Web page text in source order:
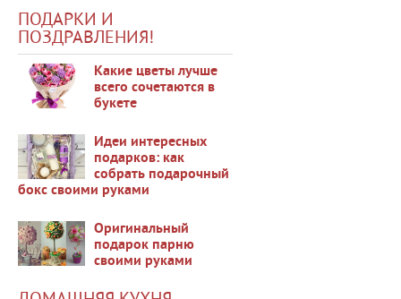
ПОДАРКИ И
ПОЗДРАВЛЕНИЯ!
Какие цветы лучше
всего сочетаются в
букете
48126
Идеи интересных
подарков: как
собрать подарочный
бокс своими руками
Оригинальный
подарок парню
своими руками